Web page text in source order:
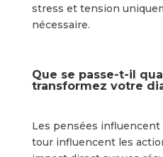
stress et tension
nécessaire.
Que se passe-t-il
transformez votre
Les pensées
tour influencent les